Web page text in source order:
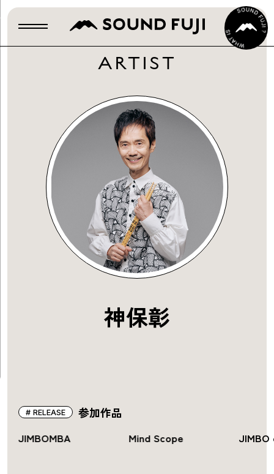
ARTIST
神保彰
参加作品
RELEASE
JIMBOMBA Mind Scope JIMBO